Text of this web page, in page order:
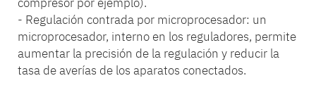
- Regulación contrada por microprocesador: un
microprocesador, interno en los reguladores, permite
aumentar la precisión de la regulación y reducir la
tasa de averías de los aparatos conectados.